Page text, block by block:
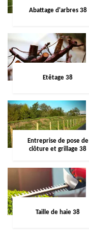
Abattage d'arbres 38
Etêtage 38
Entreprise de pose de
clôture et grillage 38
Taille de haie 38